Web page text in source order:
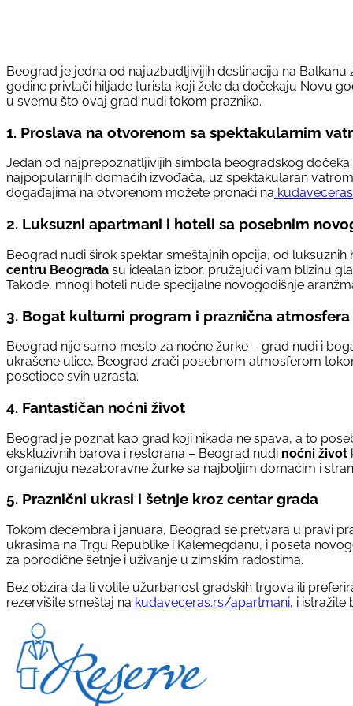
Beograd je jedna od najuzbudljivijih destinacija na
godine privlači hiljade turista koji žele da dočekaju Novu
u svemu što ovaj grad nudi tokom praznika.
1. Proslava na otvorenom sa spektakularnim
Jedan od najprepoznatljivijih simbola beogradskog
najpopularnijih domaćih izvođača, uz spektakularan
događajima na otvorenom možete pronaći na
2. Luksuzni apartmani i hoteli sa posebnim
Beograd nudi širok spektar smeštajnih opcija, od
centru Beograda su idealan izbor, pružajući vam blizinu
Takođe, mnogi hoteli nude specijalne novogodišnje
3. Bogat kulturni program i praznična atmosfera
Beograd nije samo mesto za noćne žurke – grad nudi i
ukrašene ulice, Beograd zrači posebnom atmosferom
posetioce svih uzrasta.
4. Fantastičan noćni život
Beograd je poznat kao grad koji nikada ne spava, a to
ekskluzivnih barova i restorana – Beograd nudi noćni život
organizuju nezaboravne žurke sa najboljim domaćim i
5. Praznični ukrasi i šetnje kroz centar grada
Tokom decembra i januara, Beograd se pretvara u pravi
ukrasima na Trgu Republike i Kalemegdanu, i poseta
za porodične šetnje i uživanje u zimskim radostima.
Bez obzira da li volite užurbanost gradskih trgova ili
rezervišite smeštaj na kudaveceras.rs/apartmani, i